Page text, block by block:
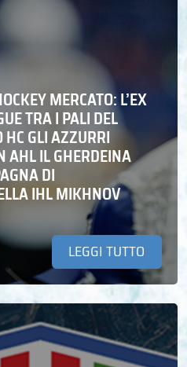
MERCATO: L’EX
TRA I PALI DEL
GLI AZZURRI
AHL IL GHERDEINA
DI
IHL MIKHNOV
LEGGI TUTTO